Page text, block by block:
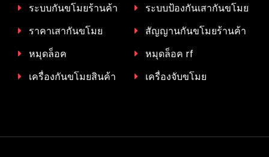
ระบบกันขโมยร้านค้า
ระบบป้องกันเสากันขโมย
ราคาเสากันขโมย
สัญญานกันขโมยร้านค้า
หมุดล็อค
หมุดล็อค rf
เครื่องกันขโมยสินค้า
เครื่องจับขโมย